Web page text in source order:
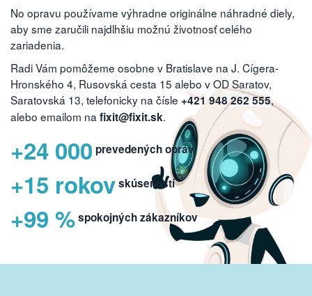
No opravu používame výhradne originálne náhradné diely,
aby sme zaručili najdlhšiu možnú životnosť celého
zariadenia.
Radi Vám pomôžeme osobne v Bratislave na J. Cígera-
Hronského 4, Rusovská cesta 15 alebo v OD Saratov,
Saratovská 13, telefonicky na čísle +421 948 262 555,
alebo emailom na fixit@fixit.sk.
+24 000 prevedených opráv
+15 rokovskúseností
+99 %spokojných zákazníkov